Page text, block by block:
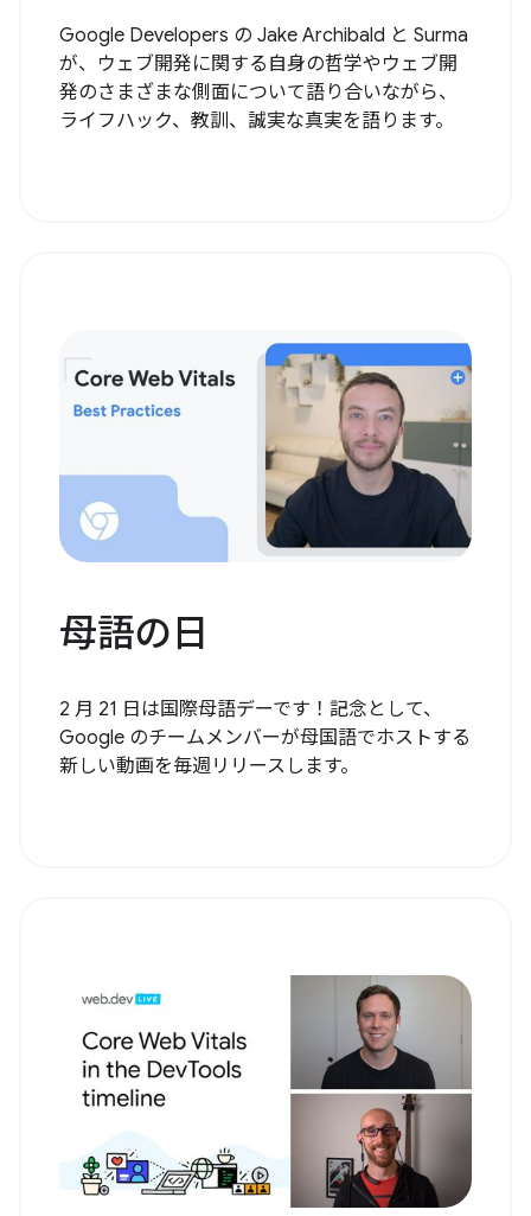
Google Developers の Jake Archibald と Surma
が、ウェブ開発に関する自身の哲学やウェブ開
発のさまざまな側面について語り合いながら、
ライフハック、教訓、誠実な真実を語ります。
母語の日
2 月 21 日は国際母語デーです！記念として、
Google のチームメンバーが母国語でホストする
新しい動画を毎週リリースします。